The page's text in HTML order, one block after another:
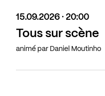
15.09.2026 · 20:00
Tous sur scène
animé par Daniel Moutinho